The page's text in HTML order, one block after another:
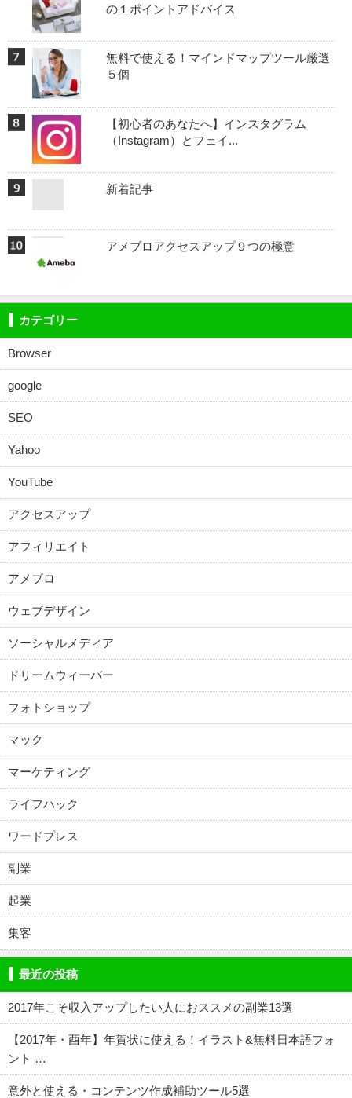
の１ポイントアドバイス
無料で使える！マインドマップツール厳選
５個
【初心者のあなたへ】インスタグラム
（Instagram）とフェイ...
新着記事
アメブロアクセスアップ９つの極意
カテゴリー
Browser
google
SEO
Yahoo
YouTube
アクセスアップ
アフィリエイト
アメブロ
ウェブデザイン
ソーシャルメディア
ドリームウィーバー
フォトショップ
マック
マーケティング
ライフハック
ワードプレス
副業
起業
集客
最近の投稿
2017年こそ収入アップしたい人におススメの副業13選
【2017年・酉年】年賀状に使える！イラスト&無料日本語フォ
ント …
意外と使える・コンテンツ作成補助ツール5選